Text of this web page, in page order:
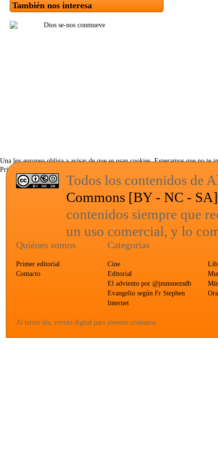
También nos interesa
Todos los contenidos de
Commons [BY - NC - SA]
contenidos siempre que
un uso comercial, y lo
Quiénes somos
Primer editorial
Contacto
Categorías
Cine
Editorial
El adviento por @jmnunezsdb
Evangelio según Fr Stephen
Internet
Al tercer día, revista digital para jóvenes cristianos
Una ley europea obliga a avisar de que se usan cookies. Esperamos que no te
Privacy & Cookies Policy